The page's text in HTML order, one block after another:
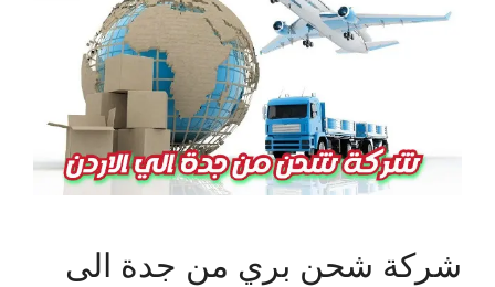
شركة شحن بري من جدة الى